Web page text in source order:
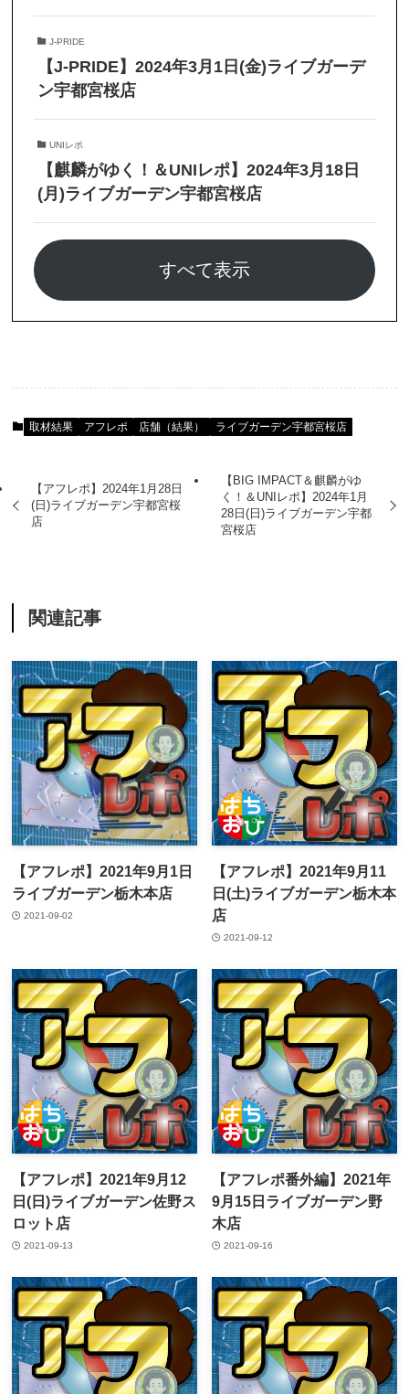
J-PRIDE
【J-PRIDE】2024年3月1日(金)ライブガーデ
ン宇都宮桜店
UNIレポ
【麒麟がゆく！＆UNIレポ】2024年3月18日
(月)ライブガーデン宇都宮桜店
すべて表示
取材結果 アフレポ 店舗（結果） ライブガーデン宇都宮桜店
【アフレポ】2024年1月28日
(日)ライブガーデン宇都宮桜
店
【BIG IMPACT＆麒麟がゆ
く！＆UNIレポ】2024年1月
28日(日)ライブガーデン宇都
宮桜店
関連記事
【アフレポ】2021年9月1日
ライブガーデン栃木本店
2021-09-02
【アフレポ】2021年9月11
日(土)ライブガーデン栃木本
店
2021-09-12
【アフレポ】2021年9月12
日(日)ライブガーデン佐野ス
ロット店
2021-09-13
【アフレポ番外編】2021年
9月15日ライブガーデン野
木店
2021-09-16